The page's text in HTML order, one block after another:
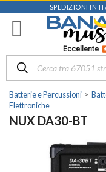
SPEDIZIONI IN
Eccellente
Batterie e Percussioni
Elettroniche
NUX DA30-BT